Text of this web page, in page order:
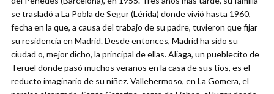
se trasladó a La Pobla de Segur (Lérida) donde vivió hasta 1960,
fecha en la que, a causa del trabajo de su padre, tuvieron que fijar
su residencia en Madrid. Desde entonces, Madrid ha sido su
ciudad o, mejor dicho, la principal de ellas. Aliaga, un pueblecito de
Teruel donde pasó muchos veranos en la casa de sus tíos, es el
reducto imaginario de su niñez. Vallehermoso, en La Gomera, el